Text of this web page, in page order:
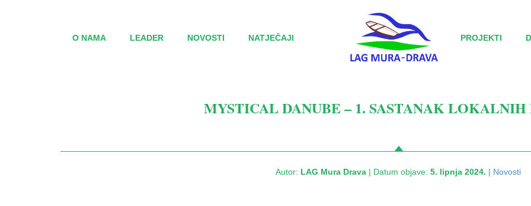
O NAMA LEADER NOVOSTI NATJEČAJI PROJEKTI
MYSTICAL DANUBE – 1. SASTANAK
Autor: LAG Mura Drava | Datum objave: 5. lipnja 2024. | Novosti